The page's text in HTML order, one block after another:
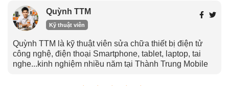
Quỳnh TTM
Kỹ thuật viên
Quỳnh TTM là kỹ thuật viên sửa chữa thiết bị điện tử
công nghệ, điện thoại Smartphone, tablet, laptop, tai
nghe...kinh nghiệm nhiều năm tại Thành Trung Mobile